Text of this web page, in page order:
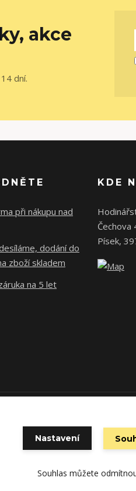
akce
dní.
při nákupu nad
dodání do
zboží skladem
na 5 let
KDE
Čechova
Písek,
technického výpadku pak
Nastavení
Souhlas můžete